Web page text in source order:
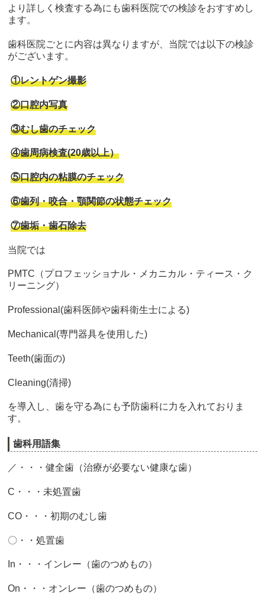
より詳しく検査する為にも歯科医院での検診をおすすめし
ます。
歯科医院ごとに内容は異なりますが、当院では以下の検診
がございます。
①レントゲン撮影
②口腔内写真
③むし歯のチェック
④歯周病検査(20歳以上）
⑤口腔内の粘膜のチェック
⑥歯列・咬合・顎関節の状態チェック
⑦歯垢・歯石除去
当院では
PMTC（プロフェッショナル・メカニカル・ティース・ク
リーニング）
Professional(歯科医師や歯科衛生士による)
Mechanical(専門器具を使用した)
Teeth(歯面の)
Cleaning(清掃)
を導入し、歯を守る為にも予防歯科に力を入れておりま
す。
歯科用語集
／・・・健全歯（治療が必要ない健康な歯）
C・・・未処置歯
CO・・・初期のむし歯
〇・・処置歯
In・・・インレー（歯のつめもの）
On・・・オンレー（歯のつめもの）